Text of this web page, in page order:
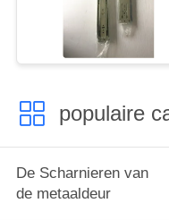
populaire
De Scharnieren van
de metaaldeur